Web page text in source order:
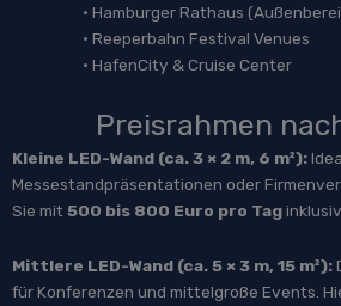
• Hamburger Rathaus
• Reeperbahn Festival Venues
• HafenCity & Cruise Center
Preisrahmen
Kleine LED-Wand (ca. 3 × 2 m, 6 m²):
Messestandpräsentationen oder
Sie mit 500 bis 800 Euro pro Tag
Mittlere LED-Wand (ca. 5 × 3 m, 15 m²):
für Konferenzen und mittelgroße Events.